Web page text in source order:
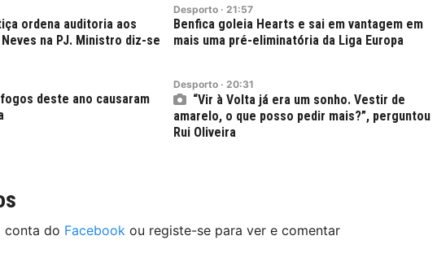
ordena auditoria aos
na PJ. Ministro diz-se
Desporto · 21:57
Benfica goleia Hearts e sai em vantagem em
mais uma pré-eliminatória da Liga Europa
deste ano causaram
Desporto · 20:31
“Vir à Volta já era um sonho. Vestir de
amarelo, o que posso pedir mais?”, perguntou
Rui Oliveira
conta do Facebook ou registe-se para ver e comentar